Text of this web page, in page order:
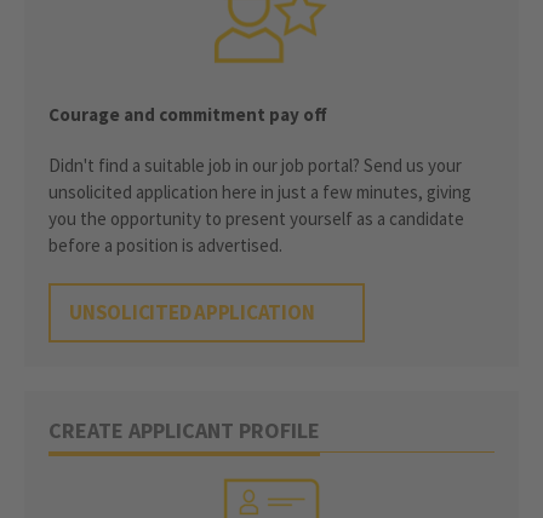
Courage and commitment pay off
Didn't find a suitable job in our job portal? Send us your
unsolicited application here in just a few minutes, giving
you the opportunity to present yourself as a candidate
before a position is advertised.
UNSOLICITED APPLICATION
CREATE APPLICANT PROFILE